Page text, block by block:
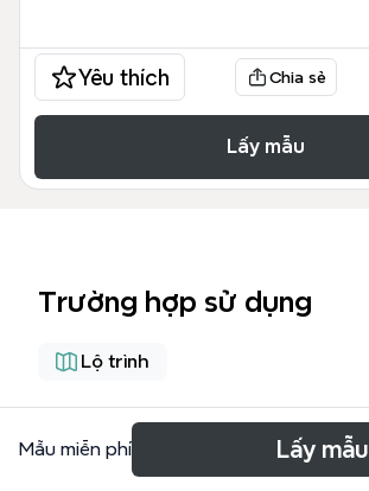
Yêu thích Chia sẻ
Lấy mẫu
Trường hợp sử dụng
Lộ trình
Giới thiệu
Mẫu miễn phí Lấy mẫu